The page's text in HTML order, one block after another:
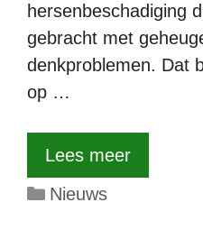
hersenbeschadiging
gebracht met
denkproblemen. Dat
op …
Lees meer
Categorieën
Nieuws